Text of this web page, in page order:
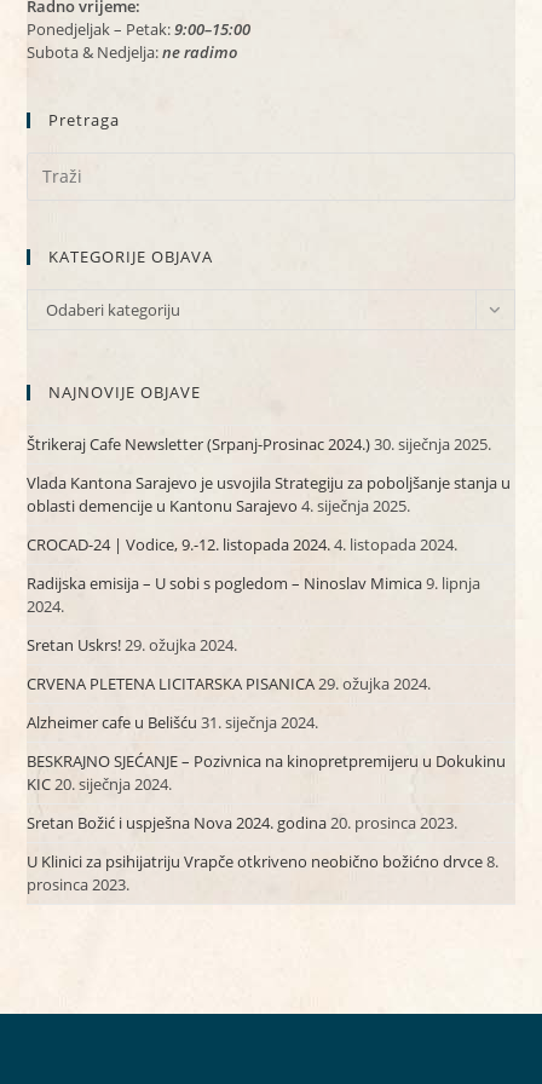
Radno vrijeme:
Ponedjeljak – Petak:9:00–15:00
Subota & Nedjelja:ne radimo
Pretraga
KATEGORIJE OBJAVA
KATEGORIJE
Odaberi kategoriju
NAJNOVIJE OBJAVE
Štrikeraj Cafe Newsletter (Srpanj-Prosinac 2024.)30. siječnja 2025.
Vlada Kantona Sarajevo je usvojila Strategiju za poboljšanje stanja u
oblasti demencije u Kantonu Sarajevo 4. siječnja 2025.
CROCAD-24 | Vodice, 9.-12. listopada 2024.4. listopada 2024.
Radijska emisija – U sobi s pogledom – Ninoslav Mimica9. lipnja
2024.
Sretan Uskrs!29. ožujka 2024.
CRVENA PLETENA LICITARSKA PISANICA29. ožujka 2024.
Alzheimer cafe u Belišću 31. siječnja 2024.
BESKRAJNO SJEĆANJE – Pozivnica na kinopretpremijeru u Dokukinu
KIC20. siječnja 2024.
Sretan Božić i uspješna Nova 2024. godina20. prosinca 2023.
U Klinici za psihijatriju Vrapče otkriveno neobično božićno drvce8.
prosinca 2023.